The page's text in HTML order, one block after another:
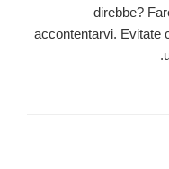
direbbe?
accontentarvi. Evitate